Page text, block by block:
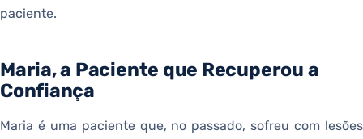
paciente.
Maria, a Paciente que Recuperou a
Confiança
Maria é uma paciente que, no passado, sofreu com lesões